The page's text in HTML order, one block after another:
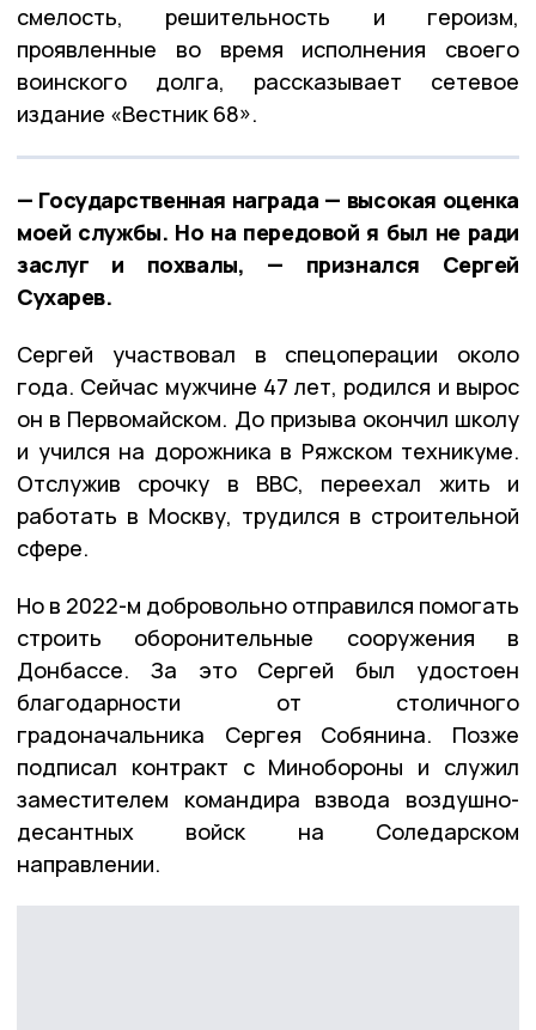
смелость, решительность и героизм,
проявленные во время исполнения своего
воинского долга, рассказывает сетевое
издание «Вестник 68».
— Государственная награда — высокая оценка
моей службы. Но на передовой я был не ради
заслуг и похвалы, — признался Сергей
Сухарев.
Сергей участвовал в спецоперации около
года. Сейчас мужчине 47 лет, родился и вырос
он в Первомайском. До призыва окончил школу
и учился на дорожника в Ряжском техникуме.
Отслужив срочку в ВВС, переехал жить и
работать в Москву, трудился в строительной
сфере.
Но в 2022-м добровольно отправился помогать
строить оборонительные сооружения в
Донбассе. За это Сергей был удостоен
благодарности от столичного
градоначальника Сергея Собянина. Позже
подписал контракт с Минобороны и служил
заместителем командира взвода воздушно-
десантных войск на Соледарском
направлении.